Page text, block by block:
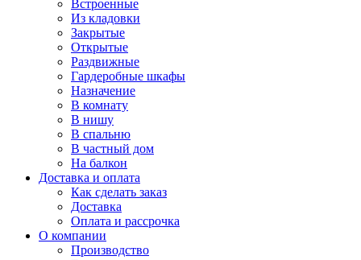
Встроенные
Из кладовки
Закрытые
Открытые
Раздвижные
Гардеробные шкафы
Назначение
В комнату
В нишу
В спальню
В частный дом
На балкон
Доставка и оплата
Как сделать заказ
Доставка
Оплата и рассрочка
О компании
Производство